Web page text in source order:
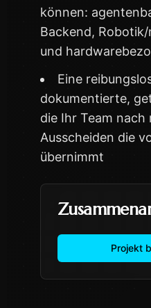
können:
Backend,
und
Eine
dokumentierte,
die Ihr Team nach
Ausscheiden die
übernimmt
Projekt